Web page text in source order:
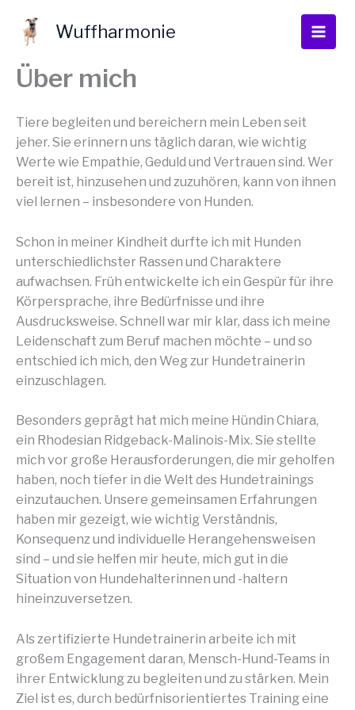
Inhalt
springen
Wuffharmonie
Über mich
Tiere begleiten und bereichern mein Leben seit
jeher. Sie erinnern uns täglich daran, wie wichtig
Werte wie Empathie, Geduld und Vertrauen sind. Wer
bereit ist, hinzusehen und zuzuhören, kann von ihnen
viel lernen – insbesondere von Hunden.
Schon in meiner Kindheit durfte ich mit Hunden
unterschiedlichster Rassen und Charaktere
aufwachsen. Früh entwickelte ich ein Gespür für ihre
Körpersprache, ihre Bedürfnisse und ihre
Ausdrucksweise. Schnell war mir klar, dass ich meine
Leidenschaft zum Beruf machen möchte – und so
entschied ich mich, den Weg zur Hundetrainerin
einzuschlagen.
Besonders geprägt hat mich meine Hündin Chiara,
ein Rhodesian Ridgeback-Malinois-Mix. Sie stellte
mich vor große Herausforderungen, die mir geholfen
haben, noch tiefer in die Welt des Hundetrainings
einzutauchen. Unsere gemeinsamen Erfahrungen
haben mir gezeigt, wie wichtig Verständnis,
Konsequenz und individuelle Herangehensweisen
sind – und sie helfen mir heute, mich gut in die
Situation von Hundehalterinnen und -haltern
hineinzuversetzen.
Als zertifizierte Hundetrainerin arbeite ich mit
großem Engagement daran, Mensch-Hund-Teams in
ihrer Entwicklung zu begleiten und zu stärken. Mein
Ziel ist es, durch bedürfnisorientiertes Training eine